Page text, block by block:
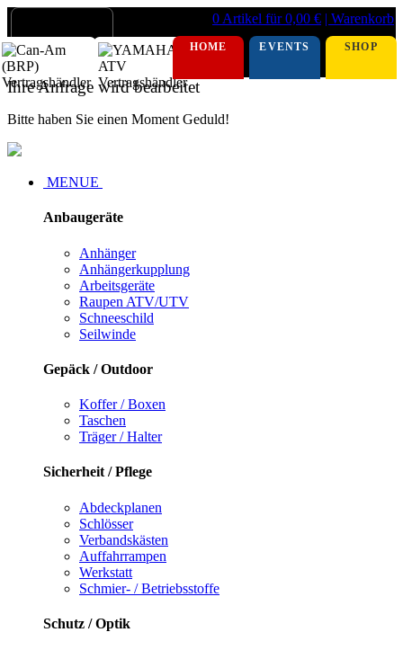
0 Artikel für 0,00 € | Warenkorb
HOME EVENTS SHOP
Ihre Anfrage wird bearbeitet
Bitte haben Sie einen Moment Geduld!
MENUE
Anbaugeräte
Anhänger
Anhängerkupplung
Arbeitsgeräte
Raupen ATV/UTV
Schneeschild
Seilwinde
Gepäck / Outdoor
Koffer / Boxen
Taschen
Träger / Halter
Sicherheit / Pflege
Abdeckplanen
Schlösser
Verbandskästen
Auffahrrampen
Werkstatt
Schmier- / Betriebsstoffe
Schutz / Optik